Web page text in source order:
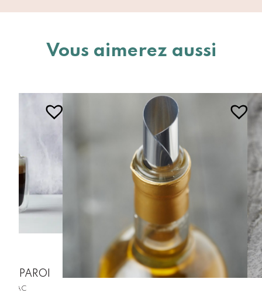
Vous aimerez aussi
PAROI
Price
TVAC